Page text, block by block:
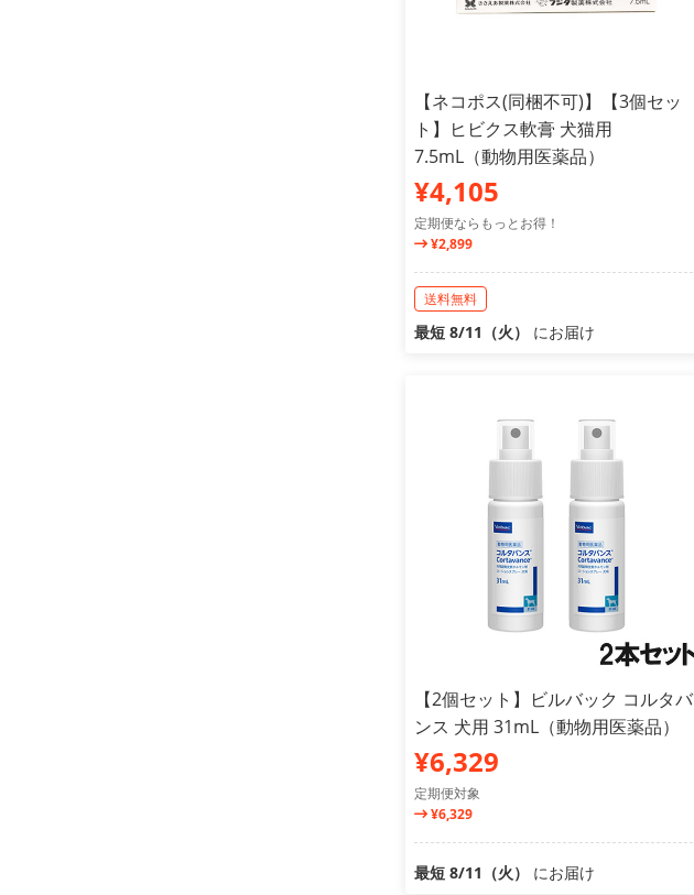
【ネコポス(同梱不可)】【3個セッ
ト】ヒビクス軟膏 犬猫用
7.5mL（動物用医薬品）
¥4,105
定期便ならもっとお得！
¥2,899
送料無料
最短 8/11（火） にお届け
【2個セット】ビルバック コルタバ
ンス 犬用 31mL（動物用医薬品）
¥6,329
定期便対象
¥6,329
最短 8/11（火） にお届け